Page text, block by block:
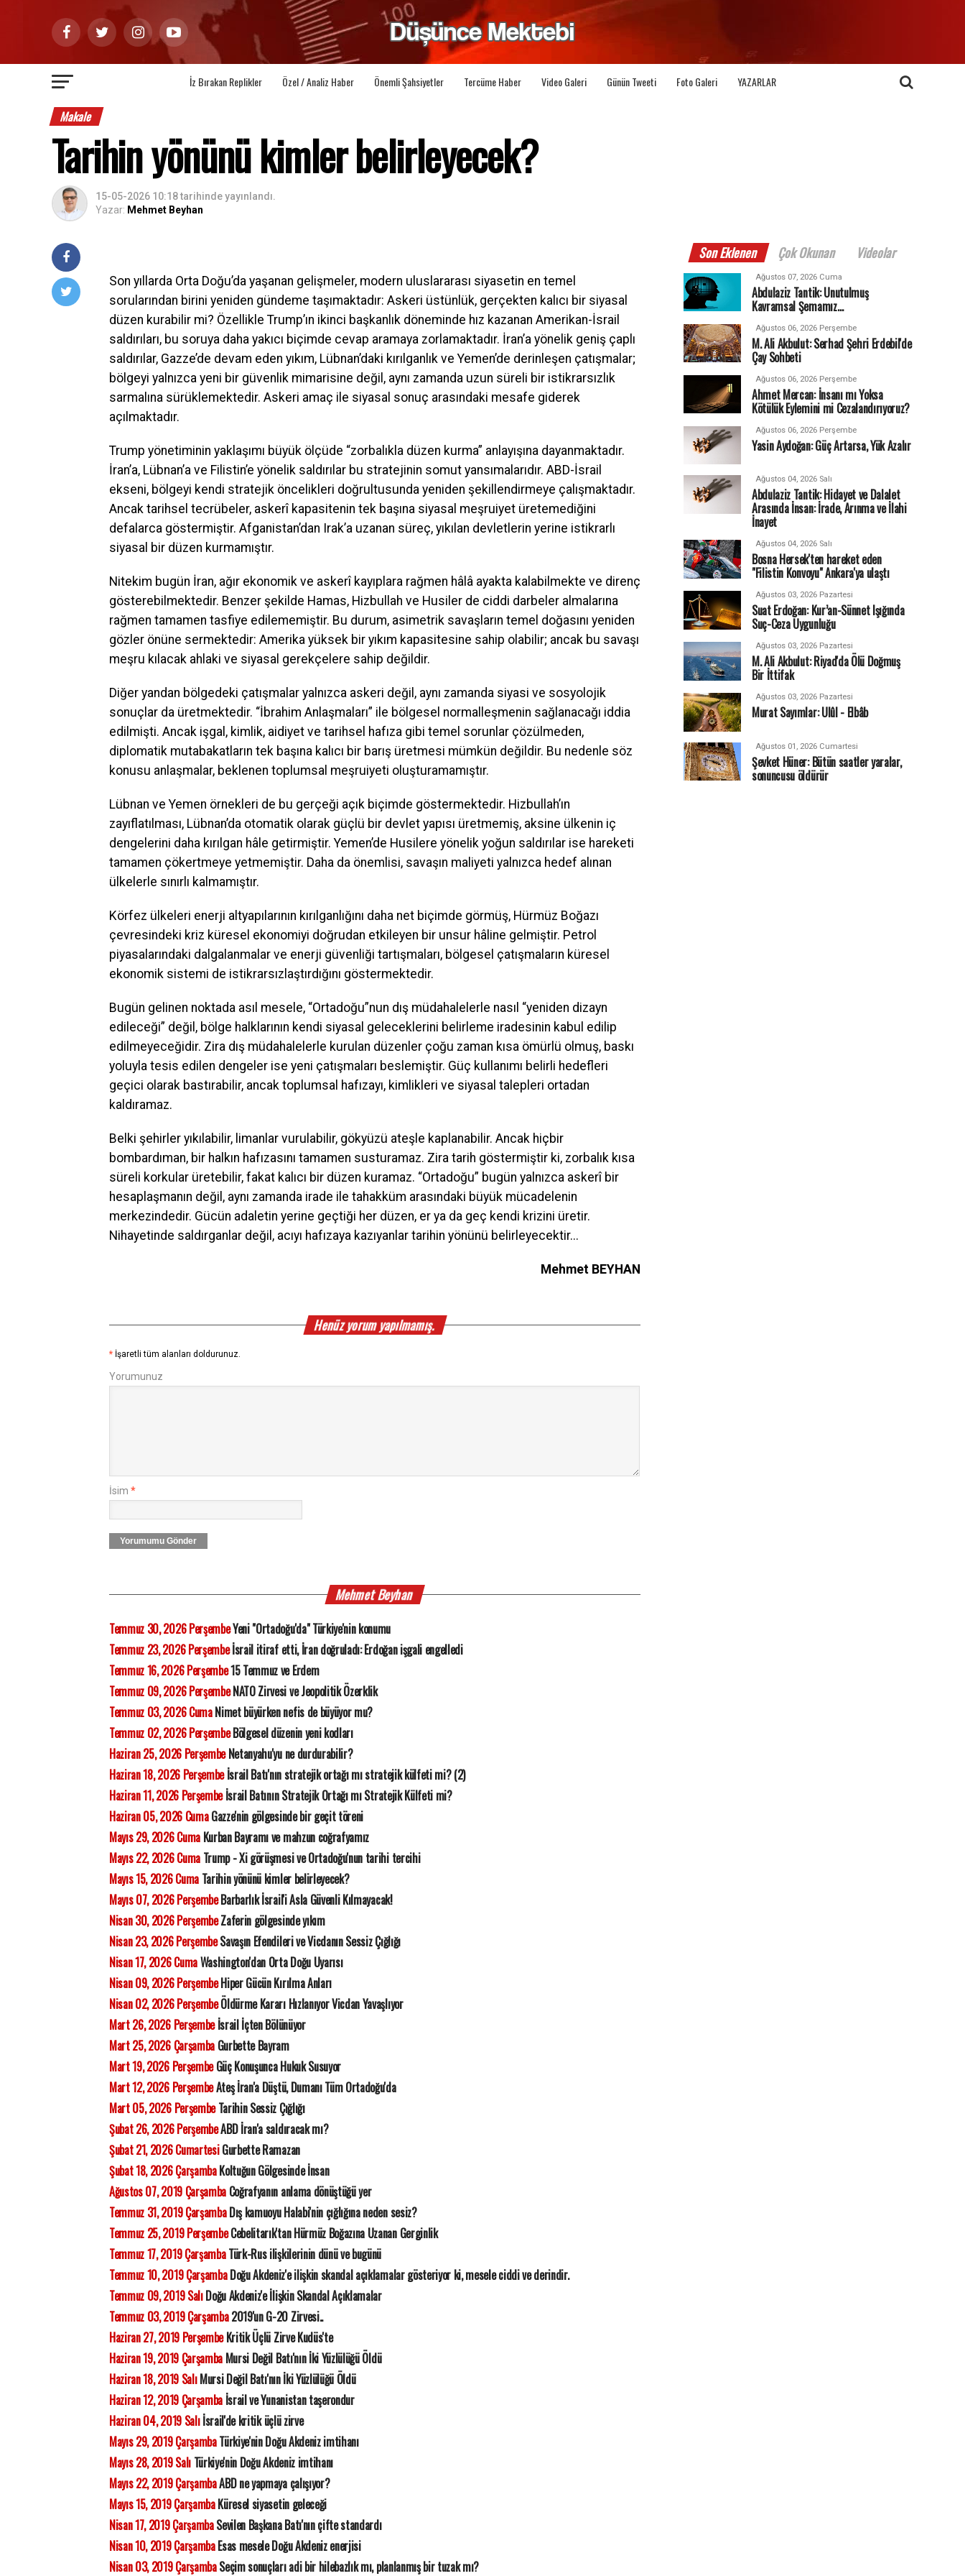
İz Bırakan Replikler Özel / Analiz Haber Önemli Şahsiyetler Tercüme Haber Video Galeri Günün Tweeti Foto Galeri YAZARLAR
Makale
Tarihin yönünü kimler belirleyecek?
15-05-2026 10:18tarihinde yayınlandı.
Yazar: Mehmet Beyhan
Son yıllarda Orta Doğu’da yaşanan gelişmeler, modern uluslararası siyasetin en temel
sorularından birini yeniden gündeme taşımaktadır: Askeri üstünlük, gerçekten kalıcı bir siyasal
düzen kurabilir mi? Özellikle Trump’ın ikinci başkanlık döneminde hız kazanan Amerikan-İsrail
saldırıları, bu soruya daha yakıcı biçimde cevap aramaya zorlamaktadır. İran’a yönelik geniş çaplı
saldırılar, Gazze’de devam eden yıkım, Lübnan’daki kırılganlık ve Yemen’de derinleşen çatışmalar;
bölgeyi yalnızca yeni bir güvenlik mimarisine değil, aynı zamanda uzun süreli bir istikrarsızlık
sarmalına sürüklemektedir. Askeri amaç ile siyasal sonuç arasındaki mesafe giderek
açılmaktadır.
Trump yönetiminin yaklaşımı büyük ölçüde “zorbalıkla düzen kurma” anlayışına dayanmaktadır.
İran’a, Lübnan’a ve Filistin’e yönelik saldırılar bu stratejinin somut yansımalarıdır. ABD-İsrail
ekseni, bölgeyi kendi stratejik öncelikleri doğrultusunda yeniden şekillendirmeye çalışmaktadır.
Ancak tarihsel tecrübeler, askerî kapasitenin tek başına siyasal meşruiyet üretemediğini
defalarca göstermiştir. Afganistan’dan Irak’a uzanan süreç, yıkılan devletlerin yerine istikrarlı
siyasal bir düzen kurmamıştır.
Nitekim bugün İran, ağır ekonomik ve askerî kayıplara rağmen hâlâ ayakta kalabilmekte ve direnç
gösterebilmektedir. Benzer şekilde Hamas, Hizbullah ve Husiler de ciddi darbeler almalarına
rağmen tamamen tasfiye edilememiştir. Bu durum, asimetrik savaşların temel doğasını yeniden
gözler önüne sermektedir: Amerika yüksek bir yıkım kapasitesine sahip olabilir; ancak bu savaşı
meşru kılacak ahlaki ve siyasal gerekçelere sahip değildir.
Diğer yandan bölgedeki çatışmalar yalnızca askeri değil, aynı zamanda siyasi ve sosyolojik
sonuçlar da üretmektedir. “İbrahim Anlaşmaları” ile bölgesel normalleşmenin sağlanacağı iddia
edilmişti. Ancak işgal, kimlik, aidiyet ve tarihsel hafıza gibi temel sorunlar çözülmeden,
diplomatik mutabakatların tek başına kalıcı bir barış üretmesi mümkün değildir. Bu nedenle söz
konusu anlaşmalar, beklenen toplumsal meşruiyeti oluşturamamıştır.
Lübnan ve Yemen örnekleri de bu gerçeği açık biçimde göstermektedir. Hizbullah’ın
zayıflatılması, Lübnan’da otomatik olarak güçlü bir devlet yapısı üretmemiş, aksine ülkenin iç
dengelerini daha kırılgan hâle getirmiştir. Yemen’de Husilere yönelik yoğun saldırılar ise hareketi
tamamen çökertmeye yetmemiştir. Daha da önemlisi, savaşın maliyeti yalnızca hedef alınan
ülkelerle sınırlı kalmamıştır.
Körfez ülkeleri enerji altyapılarının kırılganlığını daha net biçimde görmüş, Hürmüz Boğazı
çevresindeki kriz küresel ekonomiyi doğrudan etkileyen bir unsur hâline gelmiştir. Petrol
piyasalarındaki dalgalanmalar ve enerji güvenliği tartışmaları, bölgesel çatışmaların küresel
ekonomik sistemi de istikrarsızlaştırdığını göstermektedir.
Bugün gelinen noktada asıl mesele, “Ortadoğu”nun dış müdahalelerle nasıl “yeniden dizayn
edileceği” değil, bölge halklarının kendi siyasal geleceklerini belirleme iradesinin kabul edilip
edilmeyeceğidir. Zira dış müdahalelerle kurulan düzenler çoğu zaman kısa ömürlü olmuş, baskı
yoluyla tesis edilen dengeler ise yeni çatışmaları beslemiştir. Güç kullanımı belirli hedefleri
geçici olarak bastırabilir, ancak toplumsal hafızayı, kimlikleri ve siyasal talepleri ortadan
kaldıramaz.
Belki şehirler yıkılabilir, limanlar vurulabilir, gökyüzü ateşle kaplanabilir. Ancak hiçbir
bombardıman, bir halkın hafızasını tamamen susturamaz. Zira tarih göstermiştir ki, zorbalık kısa
süreli korkular üretebilir, fakat kalıcı bir düzen kuramaz. “Ortadoğu” bugün yalnızca askerî bir
hesaplaşmanın değil, aynı zamanda irade ile tahakküm arasındaki büyük mücadelenin
merkezindedir. Gücün adaletin yerine geçtiği her düzen, er ya da geç kendi krizini üretir.
Nihayetinde saldırganlar değil, acıyı hafızaya kazıyanlar tarihin yönünü belirleyecektir...
Mehmet BEYHAN
Henüz yorum yapılmamış.
* İşaretli tüm alanları doldurunuz.
Yorumunuz
İsim *
Yorumumu Gönder
Mehmet Beyhan
Temmuz 30, 2026 PerşembeYeni "Ortadoğu'da" Türkiye'nin konumu
Temmuz 23, 2026 Perşembeİsrail itiraf etti, İran doğruladı: Erdoğan işgali engelledi
Temmuz 16, 2026 Perşembe15 Temmuz ve Erdem
Temmuz 09, 2026 PerşembeNATO Zirvesi ve Jeopolitik Özerklik
Temmuz 03, 2026 CumaNimet büyürken nefis de büyüyor mu?
Temmuz 02, 2026 PerşembeBölgesel düzenin yeni kodları
Haziran 25, 2026 PerşembeNetanyahu'yu ne durdurabilir?
Haziran 18, 2026 Perşembeİsrail Batı'nın stratejik ortağı mı stratejik külfeti mi? (2)
Haziran 11, 2026 Perşembeİsrail Batının Stratejik Ortağı mı Stratejik Külfeti mi?
Haziran 05, 2026 CumaGazze'nin gölgesinde bir geçit töreni
Mayıs 29, 2026 CumaKurban Bayramı ve mahzun coğrafyamız
Mayıs 22, 2026 CumaTrump - Xi görüşmesi ve Ortadoğu'nun tarihi tercihi
Mayıs 15, 2026 CumaTarihin yönünü kimler belirleyecek?
Mayıs 07, 2026 PerşembeBarbarlık İsrail'i Asla Güvenli Kılmayacak!
Nisan 30, 2026 PerşembeZaferin gölgesinde yıkım
Nisan 23, 2026 PerşembeSavaşın Efendileri ve Vicdanın Sessiz Çığlığı
Nisan 17, 2026 CumaWashington'dan Orta Doğu Uyarısı
Nisan 09, 2026 PerşembeHiper Gücün Kırılma Anları
Nisan 02, 2026 PerşembeÖldürme Kararı Hızlanıyor Vicdan Yavaşlıyor
Mart 26, 2026 Perşembeİsrail İçten Bölünüyor
Mart 25, 2026 ÇarşambaGurbette Bayram
Mart 19, 2026 PerşembeGüç Konuşunca Hukuk Susuyor
Mart 12, 2026 PerşembeAteş İran'a Düştü, Dumanı Tüm Ortadoğu'da
Mart 05, 2026 PerşembeTarihin Sessiz Çığlığı
Şubat 26, 2026 PerşembeABD İran'a saldıracak mı?
Şubat 21, 2026 CumartesiGurbette Ramazan
Şubat 18, 2026 ÇarşambaKoltuğun Gölgesinde İnsan
Ağustos 07, 2019 Çarşamba Coğrafyanın anlama dönüştüğü yer
Temmuz 31, 2019 ÇarşambaDış kamuoyu Halabi'nin çığlığına neden sesiz?
Temmuz 25, 2019 PerşembeCebelitarık'tan Hürmüz Boğazına Uzanan Gerginlik
Temmuz 17, 2019 ÇarşambaTürk-Rus ilişkilerinin dünü ve bugünü
Temmuz 10, 2019 ÇarşambaDoğu Akdeniz'e ilişkin skandal açıklamalar gösteriyor ki, mesele ciddi ve derindir.
Temmuz 09, 2019 SalıDoğu Akdeniz'e İlişkin Skandal Açıklamalar
Temmuz 03, 2019 Çarşamba2019'un G-20 Zirvesi..
Haziran 27, 2019 PerşembeKritik Üçlü Zirve Kudüs'te
Haziran 19, 2019 Çarşamba Mursi Değil Batı'nın İki Yüzlülüğü Öldü
Haziran 18, 2019 SalıMursi Değil Batı'nın İki Yüzlülüğü Öldü
Haziran 12, 2019 Çarşamba İsrail ve Yunanistan taşerondur
Haziran 04, 2019 Salıİsrail'de kritik üçlü zirve
Mayıs 29, 2019 ÇarşambaTürkiye'nin Doğu Akdeniz imtihanı
Mayıs 28, 2019 SalıTürkiye'nin Doğu Akdeniz imtihanı
Mayıs 22, 2019 ÇarşambaABD ne yapmaya çalışıyor?
Mayıs 15, 2019 ÇarşambaKüresel siyasetin geleceği
Nisan 17, 2019 ÇarşambaSevilen Başkana Batı'nın çifte standardı
Nisan 10, 2019 ÇarşambaEsas mesele Doğu Akdeniz enerjisi
Nisan 03, 2019 ÇarşambaSeçim sonuçları adi bir hilebazlık mı, planlanmış bir tuzak mı?
Son Eklenen Çok Okunan Videolar
Ağustos 07, 2026 Cuma
Abdulaziz Tantik: Unutulmuş
Kavramsal Şemamız…
Ağustos 06, 2026 Perşembe
M. Ali Akbulut: Serhad Şehri Erdebil'de
Çay Sohbeti
Ağustos 06, 2026 Perşembe
Ahmet Mercan: İnsanı mı Yoksa
Kötülük Eylemini mi Cezalandırıyoruz?
Ağustos 06, 2026 Perşembe
Yasin Aydoğan: Güç Artarsa, Yük Azalır
Ağustos 04, 2026 Salı
Abdulaziz Tantik: Hidayet ve Dalalet
Arasında İnsan: İrade, Arınma ve İlahi
İnayet
Ağustos 04, 2026 Salı
Bosna Hersek'ten hareket eden
"Filistin Konvoyu" Ankara'ya ulaştı
Ağustos 03, 2026 Pazartesi
Suat Erdoğan: Kur’an-Sünnet Işığında
Suç-Ceza Uygunluğu
Ağustos 03, 2026 Pazartesi
M. Ali Akbulut: Riyad'da Ölü Doğmuş
Bir İttifak
Ağustos 03, 2026 Pazartesi
Murat Sayımlar: Ulûl - Elbâb
Ağustos 01, 2026 Cumartesi
Şevket Hüner: Bütün saatler yaralar,
sonuncusu öldürür